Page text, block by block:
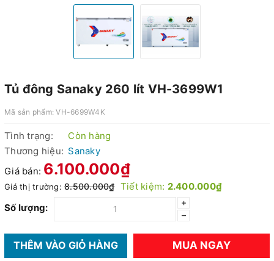
Tủ đông Sanaky 260 lít VH-3699W1
Mã sản phẩm:VH-6699W4K
Tình trạng:
Còn hàng
Thương hiệu: Sanaky
Giá bán: 6.100.000₫
Giá thị trường: 8.500.000₫ Tiết kiệm: 2.400.000₫
Số lượng:
+
–
THÊM VÀO GIỎ HÀNG MUA NGAY